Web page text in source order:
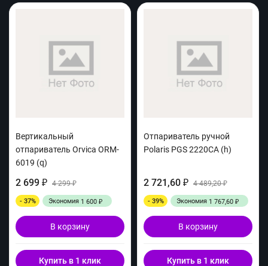
Вертикальный
отпариватель Orvica ORM-
6019 (q)
2 699 ₽ 4 299₽
- 37% Экономия 1 600 ₽
В корзину
Купить в 1 клик
Отпариватель ручной
Polaris PGS 2220CA (h)
2 721,60 ₽ 4 489,20₽
- 39% Экономия 1 767,60 ₽
В корзину
Купить в 1 клик